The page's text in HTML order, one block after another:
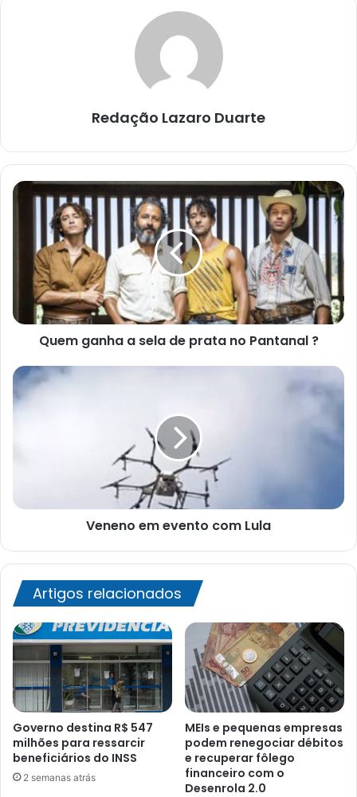
Redação Lazaro Duarte
Quem
prata
Pantanal
?
Quem ganha a sela de prata no Pantanal ?
Veneno
em
evento
Veneno em evento com Lula
Artigos relacionados
Governo destina R$ 547
milhões para ressarcir
beneficiários do INSS
2 semanas atrás
MEIs e pequenas empresas
podem renegociar débitos
e recuperar fôlego
financeiro com o
Desenrola 2.0